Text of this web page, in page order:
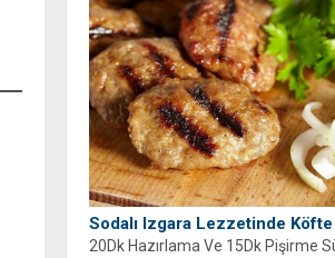
Sodalı Izgara Lezzetinde
20Dk Hazırlama Ve 15Dk Pişirme